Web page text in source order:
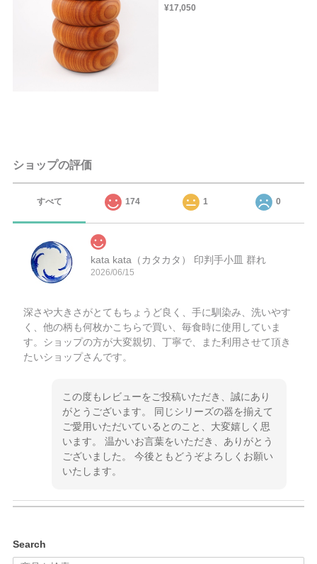
¥17,050
ショップの評価
すべて 174 1 0
kata kata（カタカタ） 印判手小皿 群れ
2026/06/15
深さや大きさがとてもちょうど良く、手に馴染み、洗いやす
く、他の柄も何枚かこちらで買い、毎食時に使用していま
す。ショップの方が大変親切、丁寧で、また利用させて頂き
たいショップさんです。
この度もレビューをご投稿いただき、誠にあり
がとうございます。 同じシリーズの器を揃えて
ご愛用いただいているとのこと、大変嬉しく思
います。 温かいお言葉をいただき、ありがとう
ございました。 今後ともどうぞよろしくお願い
いたします。
Search